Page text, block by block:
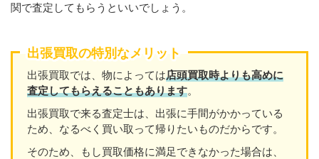
関で査定してもらうといいでしょう。
出張買取の特別なメリット
出張買取では、物によっては店頭買取時よりも高めに
査定してもらえることもあります。
出張買取で来る査定士は、出張に手間がかかっている
ため、なるべく買い取って帰りたいものだからです。
そのため、もし買取価格に満足できなかった場合は、